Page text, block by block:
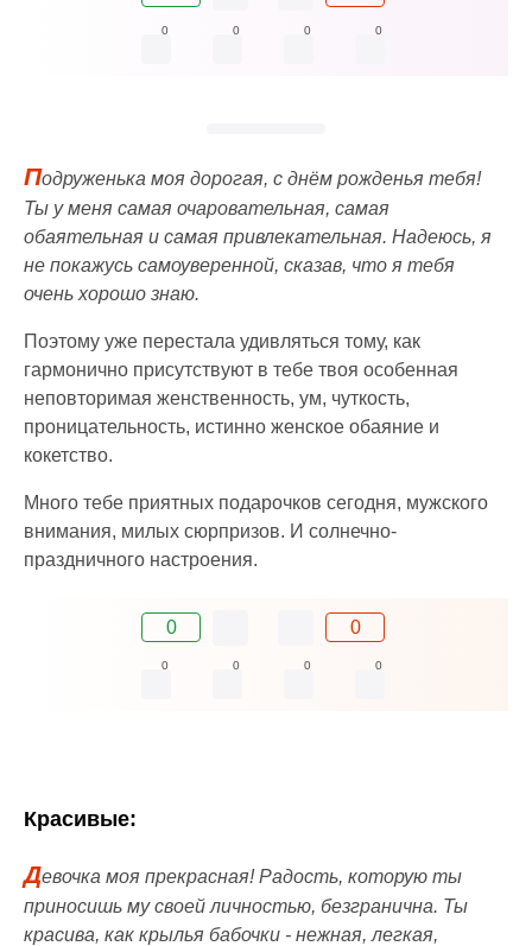
0 0 0 0
Подруженька моя дорогая, с днём рожденья тебя!
Ты у меня самая очаровательная, самая
обаятельная и самая привлекательная. Надеюсь, я
не покажусь самоуверенной, сказав, что я тебя
очень хорошо знаю.
Поэтому уже перестала удивляться тому, как
гармонично присутствуют в тебе твоя особенная
неповторимая женственность, ум, чуткость,
проницательность, истинно женское обаяние и
кокетство.
Много тебе приятных подарочков сегодня, мужского
внимания, милых сюрпризов. И солнечно-
праздничного настроения.
0 0
0 0 0 0
Красивые:
Девочка моя прекрасная! Радость, которую ты
приносишь му своей личностью, безгранична. Ты
красива, как крылья бабочки - нежная, легкая,